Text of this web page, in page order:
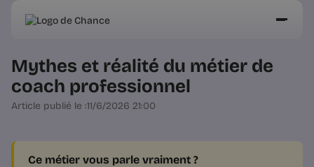
Mythes et réalité du métier de
coach professionnel
Article publié le :11/6/2026 21:00
Ce métier vous parle vraiment ?